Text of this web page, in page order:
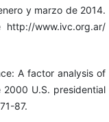
y marzo de 2014.
www.ivc.org.ar/
A factor analysis of
2000 U.S. presidential
87.